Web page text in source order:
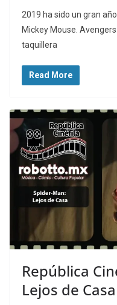
2019 ha sido un gran
Mickey Mouse.
taquillera
Read More
República
Lejos de Casa